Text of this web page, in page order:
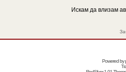
Искам да влизам
Powered by